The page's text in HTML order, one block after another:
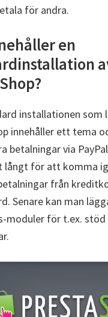
för andra.
en
installationen som
innehåller ett tema
betalningar via
långt för att komma
från
Senare kan man
moduler för t.ex.